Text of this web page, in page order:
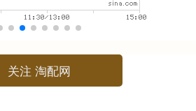
关注 淘配网